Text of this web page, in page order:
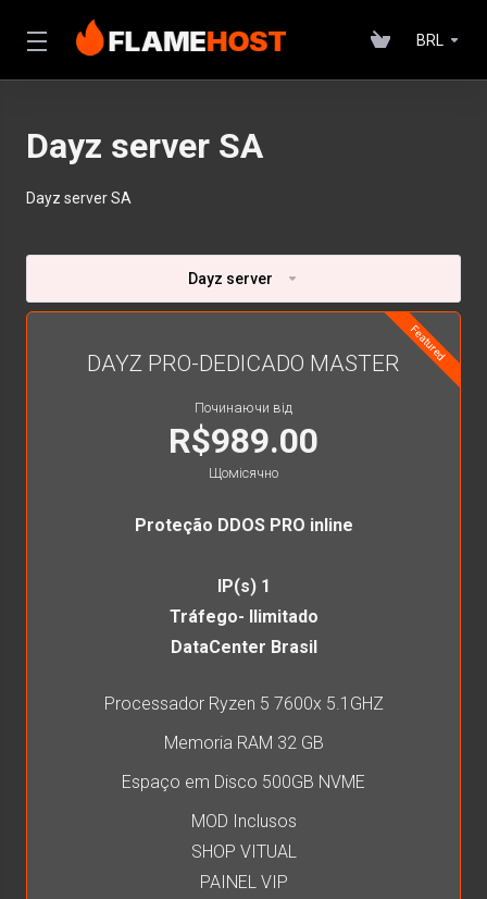
BRL
Dayz server SA
Dayz server SA
Dayz server
Featured
DAYZ PRO-DEDICADO MASTER
Починаючи від
R$989.00
Щомісячно
Processador Ryzen 5 7600x 5.1GHZ
Memoria RAM 32 GB
Espaço em Disco 500GB NVME
MOD Inclusos
SHOP VITUAL
PAINEL VIP
Proteção DDOS PRO inline
IP(s) 1
Tráfego- Ilimitado
DataCenter Brasil